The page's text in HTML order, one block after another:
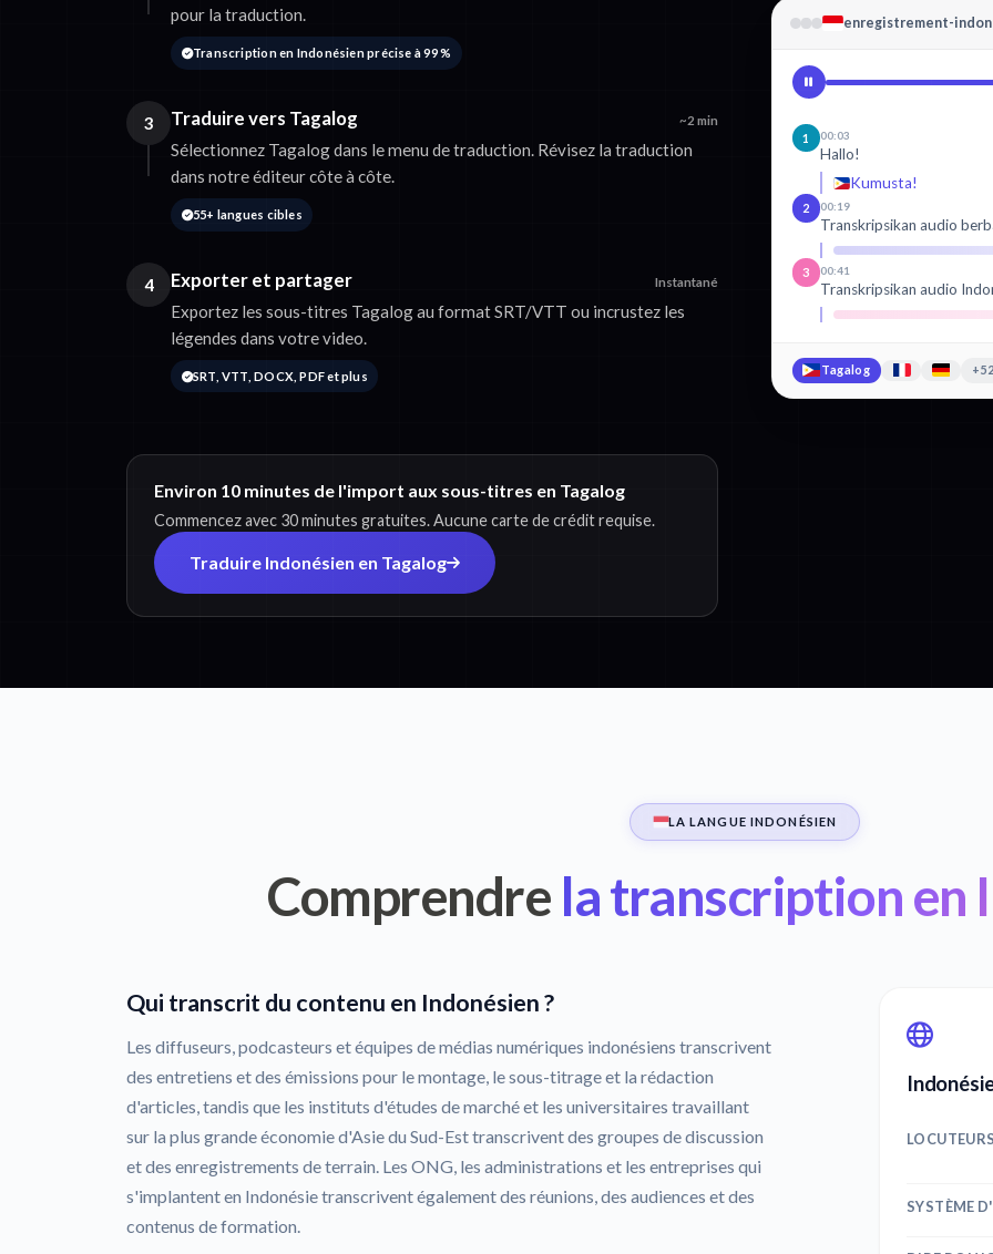
pour la traduction.
Transcription en Indonésien précise à 99 %
3 Traduire vers Tagalog ~2 min
Sélectionnez Tagalog dans le menu de traduction. Révisez la traduction
dans notre éditeur côte à côte.
55+ langues cibles
4 Exporter et partager Instantané
Exportez les sous-titres Tagalog au format SRT/VTT ou incrustez les
légendes dans votre video.
SRT, VTT, DOCX, PDF et plus
Environ 10 minutes de l'import aux sous-titres en Tagalog
Commencez avec 30 minutes gratuites. Aucune carte de crédit requise.
Traduire Indonésien en Tagalog
enregistrement-
1 00:03
Hallo!
Kumusta!
2 00:19
Transkripsikan audio
3 00:41
Transkripsikan audio
Tagalog
LA LANGUE INDONÉSIEN
Comprendre la transcription en
Qui transcrit du contenu en Indonésien ?
Les diffuseurs, podcasteurs et équipes de médias numériques indonésiens transcrivent
des entretiens et des émissions pour le montage, le sous-titrage et la rédaction
d'articles, tandis que les instituts d'études de marché et les universitaires travaillant
sur la plus grande économie d'Asie du Sud-Est transcrivent des groupes de discussion
et des enregistrements de terrain. Les ONG, les administrations et les entreprises qui
s'implantent en Indonésie transcrivent également des réunions, des audiences et des
contenus de formation.
SYSTÈME